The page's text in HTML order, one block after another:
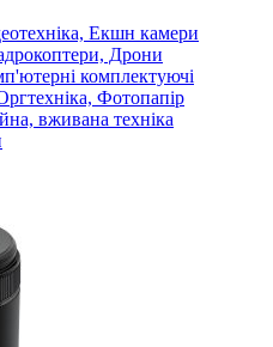
Екшн камери
Дрони
комплектуючі
Фотопапір
вживана техніка